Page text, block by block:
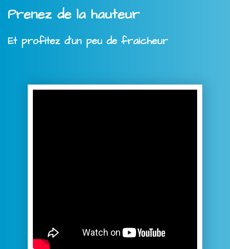
Prenez de la hauteur
Et profitez d'un peu de fraicheur